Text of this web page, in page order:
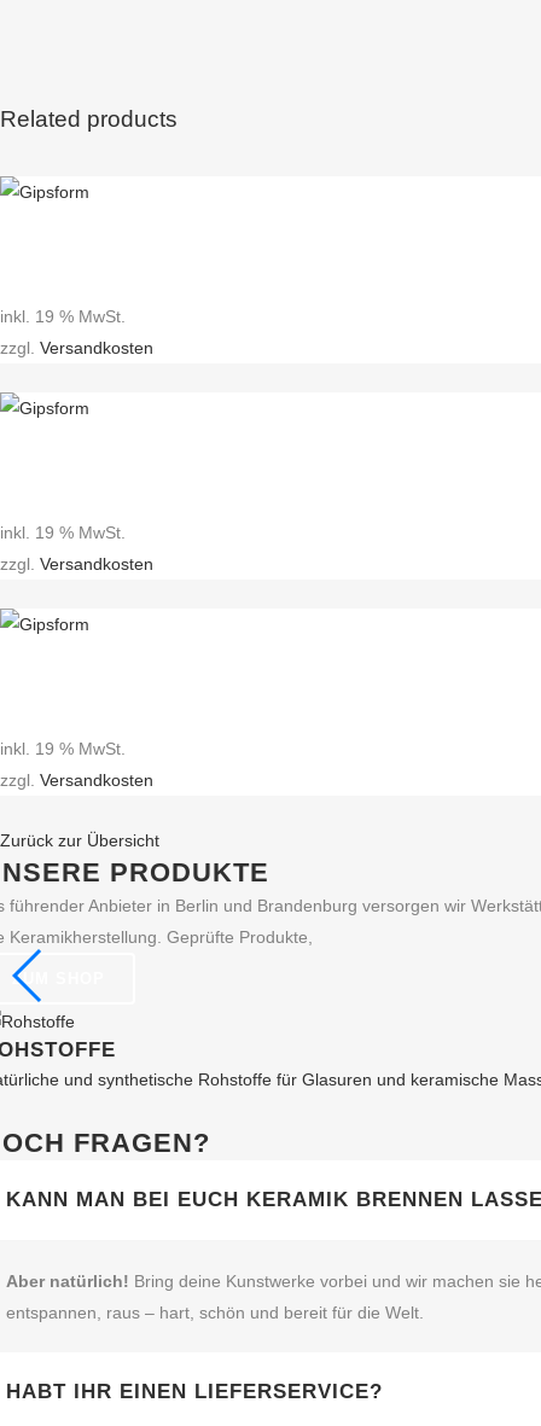
Related products
inkl. 19 % MwSt.
zzgl. Versandkosten
inkl. 19 % MwSt.
zzgl. Versandkosten
inkl. 19 % MwSt.
zzgl. Versandkosten
Zurück zur Übersicht
PRODUKTE
führender Anbieter in Berlin und Brandenburg versorgen wir
Keramikherstellung. Geprüfte Produkte,
ZUM SHOP
und synthetische Rohstoffe für Glasuren und keramische
FRAGEN?
KANN MAN BEI EUCH KERAMIK BRENNEN
Aber natürlich! Bring deine Kunstwerke vorbei und wir machen sie
entspannen, raus – hart, schön und bereit für die Welt.
HABT IHR EINEN LIEFERSERVICE?